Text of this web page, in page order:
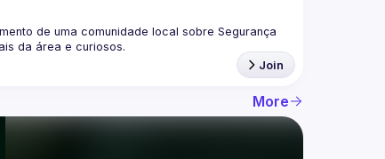
de uma comunidade local sobre Segurança
Join
More